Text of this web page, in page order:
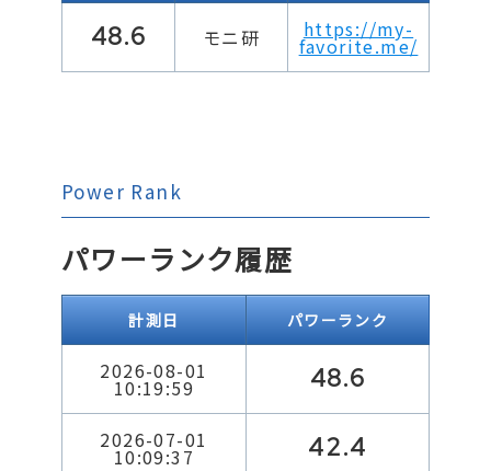
48.6 モニ研 https://my-
favorite.me/
Power Rank
パワーランク履歴
計測日 パワーランク
2026-08-01
10:19:59 48.6
2026-07-01
10:09:37 42.4